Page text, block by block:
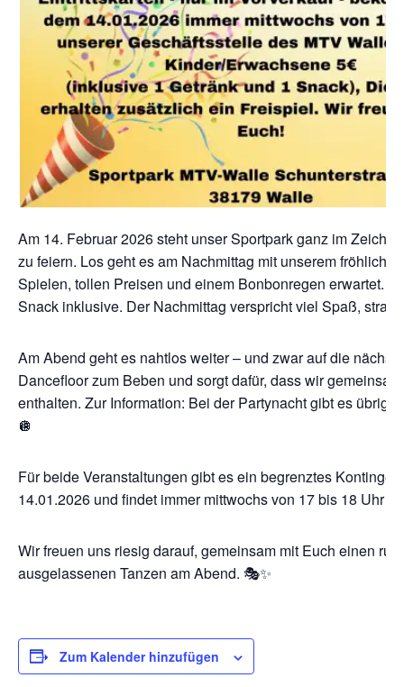
Am 14. Februar 2026 steht unser Sportpark ganz im
zu feiern. Los geht es am Nachmittag mit unserem
Spielen, tollen Preisen und einem Bonbonregen erwartet.
Snack inklusive. Der Nachmittag verspricht viel Spaß,
Am Abend geht es nahtlos weiter – und zwar auf die
Dancefloor zum Beben und sorgt dafür, dass wir
enthalten. Zur Information: Bei der Partynacht gibt es
🪩
Für beide Veranstaltungen gibt es ein begrenztes
14.01.2026 und findet immer mittwochs von 17 bis 18 Uhr
Wir freuen uns riesig darauf, gemeinsam mit Euch einen
ausgelassenen Tanzen am Abend. 🎭✨
Zum Kalender hinzufügen